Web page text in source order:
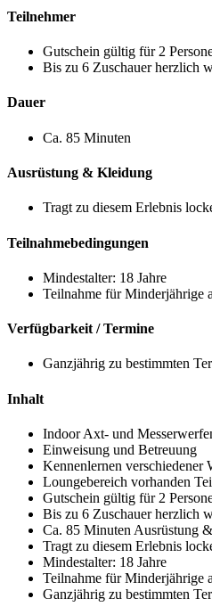
Teilnehmer
Gutschein gültig für 2
Bis zu 6 Zuschauer herzlich
Dauer
Ca. 85 Minuten
Ausrüstung & Kleidung
Tragt zu diesem Erlebnis
Teilnahmebedingungen
Mindestalter: 18 Jahre
Teilnahme für Minderjährige
Verfügbarkeit / Termine
Ganzjährig zu bestimmten
Inhalt
Indoor Axt- und
Einweisung und Betreuung
Kennenlernen verschiedener
Loungebereich vorhanden
Gutschein gültig für 2
Bis zu 6 Zuschauer herzlich
Ca. 85 Minuten Ausrüstung
Tragt zu diesem Erlebnis
Mindestalter: 18 Jahre
Teilnahme für Minderjährige
Ganzjährig zu bestimmten